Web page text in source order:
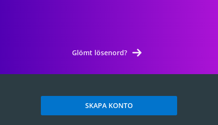
Glömt lösenord?
SKAPA KONTO